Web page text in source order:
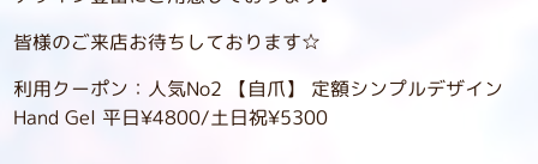
皆様のご来店お待ちしております☆
利用クーポン：人気No2 【自爪】 定額シンプルデザイン
Hand Gel 平日¥4800/土日祝¥5300